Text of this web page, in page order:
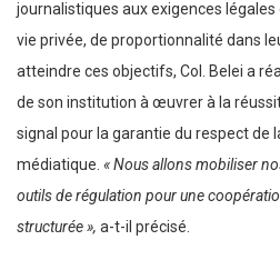
journalistiques aux exigences
vie privée, de proportionnalité dans
atteindre ces objectifs, Col. Belei a
de son institution à œuvrer à la
signal pour la garantie du respect de
médiatique. « Nous allons mobiliser
outils de régulation pour une
structurée », a-t-il précisé.